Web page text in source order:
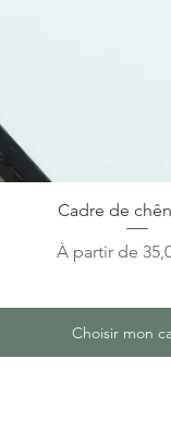
Cadre de
À partir de
Prix
Choisir mon